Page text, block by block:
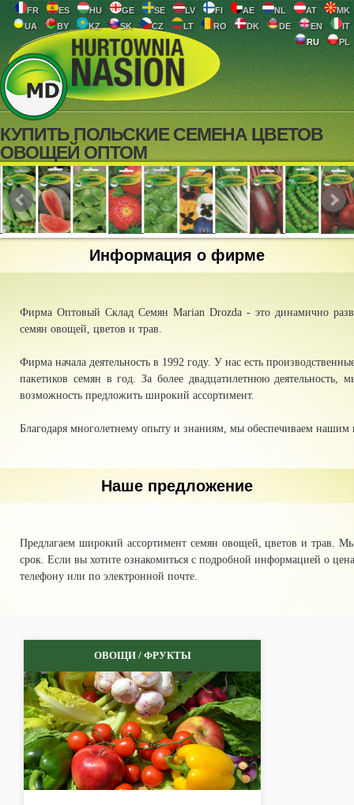
MK
AT
NL
AE
FI
LV
SE
GE
HU
ES
FR
IT
EN
DE
DK
RO
LT
CZ
SK
KZ
BY
UA
PL
RU
КУПИТЬ ПОЛЬСКИЕ СЕМЕНА ЦВЕТОВ
ОВОЩЕЙ ОПТОМ
Информация о фирме
Фирма Оптовый Склад Семян Marian Drozda - это динамично
семян овощей, цветов и трав.
Фирма начала деятельность в 1992 году. У нас есть
пакетиков семян в год. За более двадцатилетнюю деятельность,
возможность предложить широкий ассортимент.
Благодаря многолетнему опыту и знаниям, мы обеспечиваем
Наше предложение
Предлагаем широкий ассортимент семян овощей, цветов и трав.
срок. Если вы хотите ознакомиться с подробной информацией о
телефону или по электронной почте.
ОВОЩИ / ФРУКТЫ